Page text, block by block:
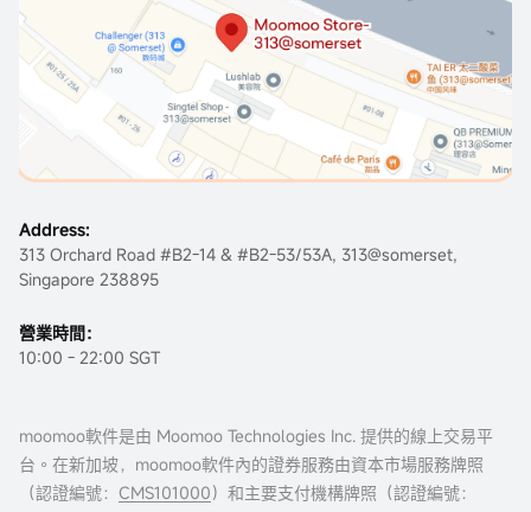
Address:
313 Orchard Road #B2-14 & #B2-53/53A, 313@somerset,
Singapore 238895
營業時間：
10:00 - 22:00 SGT
moomoo軟件是由 Moomoo Technologies Inc. 提供的線上交易平
台。在新加坡，moomoo軟件內的證券服務由資本市場服務牌照
（認證編號： CMS101000）和主要支付機構牌照（認證編號：